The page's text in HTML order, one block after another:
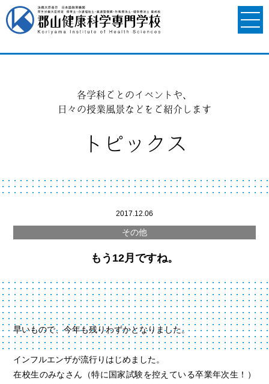
各学科ごとのイベントや、
日々の授業風景などをご紹介します
トピックス
2017.12.06
その他
もう12月ですね。
早いもので、今年も残りわずかとなりました。
インフルエンザが流行りはじめました。
在校生のみなさん（特に国家試験を控えている卒業年次生！）